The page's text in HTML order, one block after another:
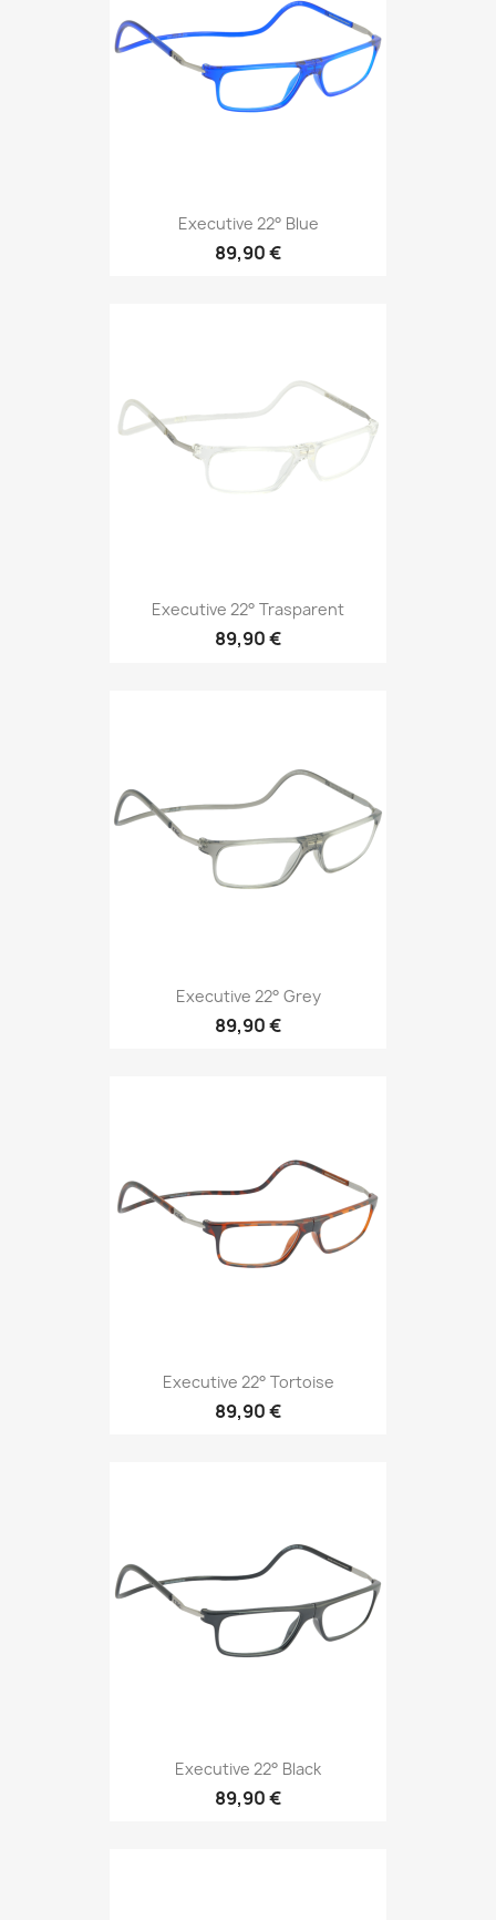
Executive 22° Blue
89,90 €
Executive 22° Trasparent
89,90 €
Executive 22° Grey
89,90 €
Executive 22° Tortoise
89,90 €
Executive 22° Black
89,90 €